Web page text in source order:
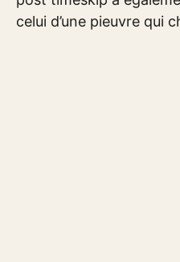
celui d’une pieuvre qui